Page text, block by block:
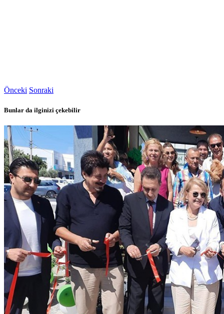
Önceki Sonraki
Bunlar da ilginizi çekebilir